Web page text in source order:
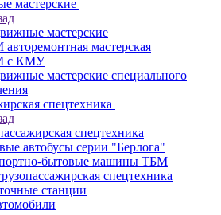
мастерские
мастерские
мастерская
с КМУ
мастерские специального
спецтехника
спецтехника
автобусы серии "Берлога"
бытовые машины ТБМ
спецтехника
станции